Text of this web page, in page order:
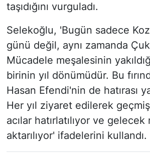
taşıdığını vurguladı.
Selekoğlu, 'Bugün sadece
günü değil, aynı zamanda
Mücadele meşalesinin
birinin yıl dönümüdür. Bu
Hasan Efendi'nin de hatırası
Her yıl ziyaret edilerek
acılar hatırlatılıyor ve
aktarılıyor' ifadelerini kullandı.